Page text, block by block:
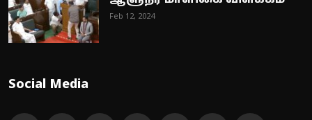
Feb 12, 2024
Social Media